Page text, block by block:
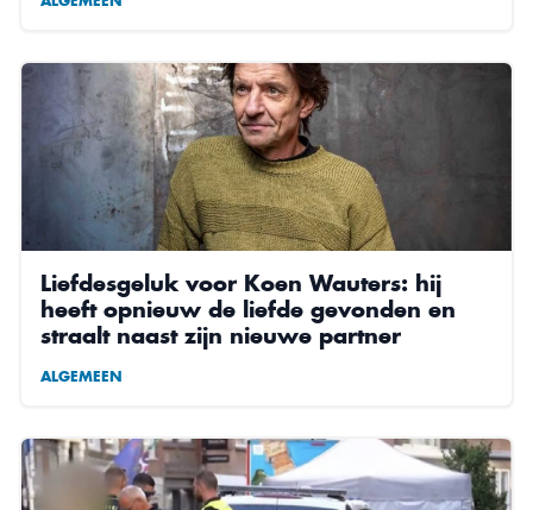
Liefdesgeluk voor Koen Wauters: hij
heeft opnieuw de liefde gevonden en
straalt naast zijn nieuwe partner
ALGEMEEN